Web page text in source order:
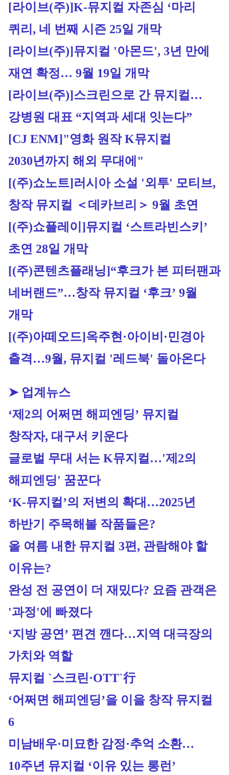
[라이브(주)]K-뮤지컬 자존심 ‘마리
퀴리, 네 번째 시즌 25일 개막
[라이브(주)]뮤지컬 '아몬드', 3년 만에
재연 확정… 9월 19일 개막
[라이브(주)]스크린으로 간 뮤지컬…
강병원 대표 “지역과 세대 잇는다”
[CJ ENM]"영화 원작 K뮤지컬
2030년까지 해외 무대에"
[(주)쇼노트]러시아 소설 '외투' 모티브,
창작 뮤지컬 ＜데카브리＞ 9월 초연
[(주)쇼플레이]뮤지컬 ‘스트라빈스키’
초연 28일 개막
[(주)콘텐츠플래닝]“후크가 본 피터팬과
네버랜드”…창작 뮤지컬 ‘후크’ 9월
개막
[(주)아떼오드]옥주현·아이비·민경아
출격…9월, 뮤지컬 '레드북' 돌아온다
➤ 업계뉴스
‘제2의 어쩌면 해피엔딩’ 뮤지컬
창작자, 대구서 키운다
글로벌 무대 서는 K뮤지컬…'제2의
해피엔딩' 꿈꾼다
‘K-뮤지컬’의 저변의 확대…2025년
하반기 주목해볼 작품들은?
올 여름 내한 뮤지컬 3편, 관람해야 할
이유는?
완성 전 공연이 더 재밌다? 요즘 관객은
'과정'에 빠졌다
‘지방 공연’ 편견 깬다…지역 대극장의
가치와 역할
뮤지컬 `스크린·OTT`行
‘어쩌면 해피엔딩’을 이을 창작 뮤지컬
6
미남배우·미묘한 감정·추억 소환…
10주년 뮤지컬 ‘이유 있는 롱런’